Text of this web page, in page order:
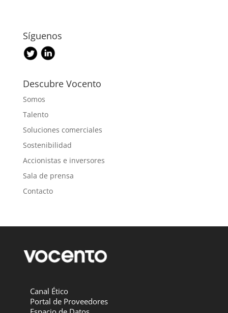
Síguenos
Descubre Vocento
Somos
Talento
Soluciones comerciales
Sostenibilidad
Accionistas e inversores
Sala de prensa
Contacto
Canal Ético
Portal de Proveedores